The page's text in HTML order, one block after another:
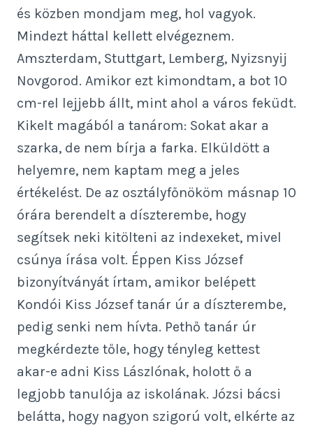
és közben mondjam meg, hol vagyok.
Mindezt háttal kellett elvégeznem.
Amszterdam, Stuttgart, Lemberg, Nyizsnyij
Novgorod. Amikor ezt kimondtam, a bot 10
cm-rel lejjebb állt, mint ahol a város feküdt.
Kikelt magából a tanárom: Sokat akar a
szarka, de nem bírja a farka. Elküldött a
helyemre, nem kaptam meg a jeles
értékelést. De az osztályfőnököm másnap 10
órára berendelt a díszterembe, hogy
segítsek neki kitölteni az indexeket, mivel
csúnya írása volt. Éppen Kiss József
bizonyítványát írtam, amikor belépett
Kondói Kiss József tanár úr a díszterembe,
pedig senki nem hívta. Pethő tanár úr
megkérdezte tőle, hogy tényleg kettest
akar-e adni Kiss Lászlónak, holott ő a
legjobb tanulója az iskolának. Józsi bácsi
belátta, hogy nagyon szigorú volt, elkérte az